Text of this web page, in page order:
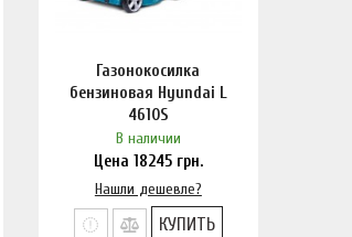
Газонокосилка
бензиновая Hyundai L
4610S
В наличии
Цена 18245грн.
Нашли дешевле?
КУПИТЬ